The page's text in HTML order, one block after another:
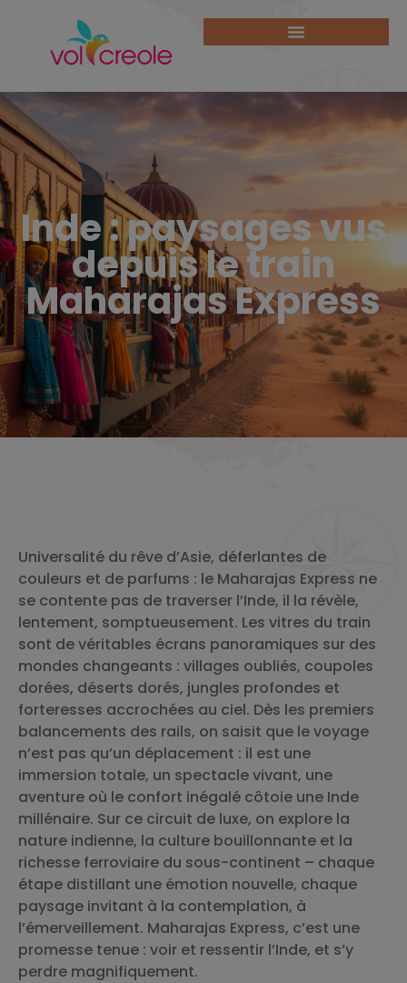
Inde : paysages vus
depuis le train
Maharajas Express
Universalité du rêve d’Asie, déferlantes de
couleurs et de parfums : le Maharajas Express ne
se contente pas de traverser l’Inde, il la révèle,
lentement, somptueusement. Les vitres du train
sont de véritables écrans panoramiques sur des
mondes changeants : villages oubliés, coupoles
dorées, déserts dorés, jungles profondes et
forteresses accrochées au ciel. Dès les premiers
balancements des rails, on saisit que le voyage
n’est pas qu’un déplacement : il est une
immersion totale, un spectacle vivant, une
aventure où le confort inégalé côtoie une Inde
millénaire. Sur ce circuit de luxe, on explore la
nature indienne, la culture bouillonnante et la
richesse ferroviaire du sous-continent – chaque
étape distillant une émotion nouvelle, chaque
paysage invitant à la contemplation, à
l’émerveillement. Maharajas Express, c’est une
promesse tenue : voir et ressentir l’Inde, et s’y
perdre magnifiquement.